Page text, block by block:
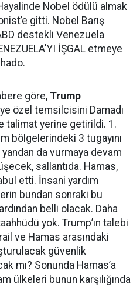
Nobel ödülü almak
gitti. Nobel Barış
destekli Venezuela
İŞGAL etmeye
göre, Trump
özel temsilcisini Damadı
talimat yerine getirildi. 1.
bölgelerindeki 3 tugayını
da vurmaya devam
sallantıda. Hamas,
etti. İnsani yardım
bundan sonraki bu
belli olacak. Daha
yok. Trump’ın talebi
ve Hamas arasındaki
güvenlik
mı? Sonunda Hamas’a
ülkeleri bunun karşılığında